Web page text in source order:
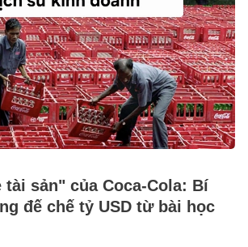
tài sản" của Coca-Cola: Bí
đế chế tỷ USD từ bài học